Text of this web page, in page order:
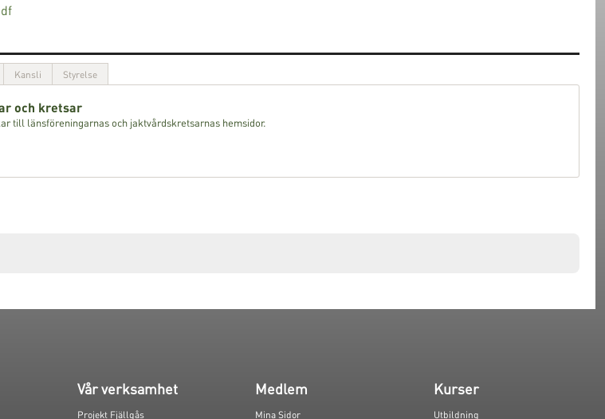
Kansli Styrelse
och kretsar
till länsföreningarnas och jaktvårdskretsarnas hemsidor.
Vår verksamhet
Projekt Fjällgås
Medlem
Mina Sidor
Kurser
Utbildning